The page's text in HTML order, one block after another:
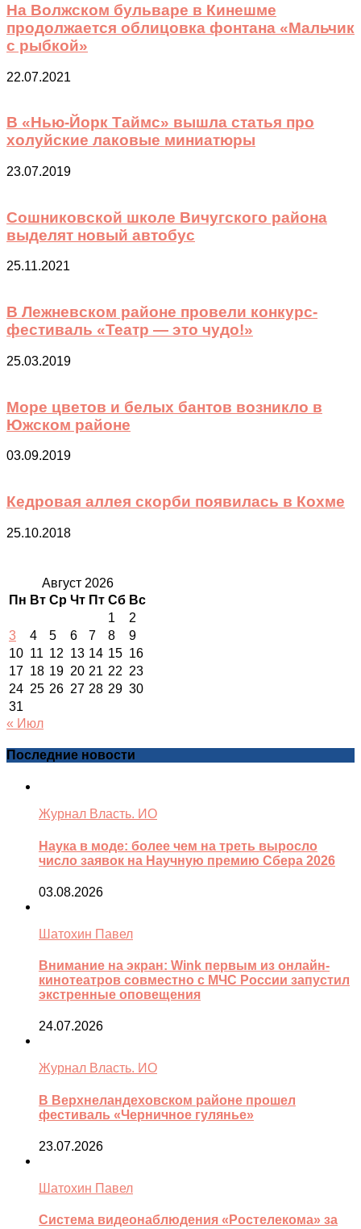
На Волжском бульваре в Кинешме
продолжается облицовка фонтана «Мальчик
с рыбкой»
22.07.2021
В «Нью-Йорк Таймс» вышла статья про
холуйские лаковые миниатюры
23.07.2019
Сошниковской школе Вичугского района
выделят новый автобус
25.11.2021
В Лежневском районе провели конкурс-
фестиваль «Театр — это чудо!»
25.03.2019
Море цветов и белых бантов возникло в
Южском районе
03.09.2019
Кедровая аллея скорби появилась в Кохме
25.10.2018
Август 2026
Пн Вт Ср Чт Пт Сб Вс
1
2
3
4 5 6 7 8
9
10 11 12 13 14 15 16
17 18 19 20 21 22 23
24 25 26 27 28 29 30
31
« Июл
Последние новости
Журнал Власть. ИО
Наука в моде: более чем на треть выросло
число заявок на Научную премию Сбера 2026
03.08.2026
Шатохин Павел
Внимание на экран: Wink первым из онлайн-
кинотеатров совместно с МЧС России запустил
экстренные оповещения
24.07.2026
Журнал Власть. ИО
В Верхнеландеховском районе прошел
фестиваль «Черничное гулянье»
23.07.2026
Шатохин Павел
Система видеонаблюдения «Ростелекома» за